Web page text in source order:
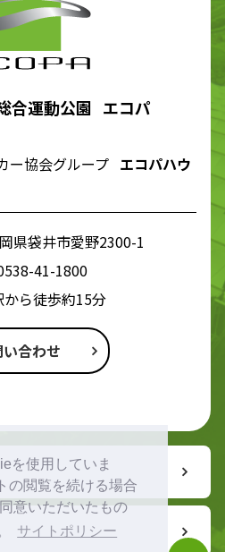
を使用していま
の閲覧を続ける場合
意いただいたもの
サイトポリシー
合運動公園 エコパ
ー協会グループ エコパハウ
県袋井市愛野2300-1
41-1800
から徒歩約15分
合わせ